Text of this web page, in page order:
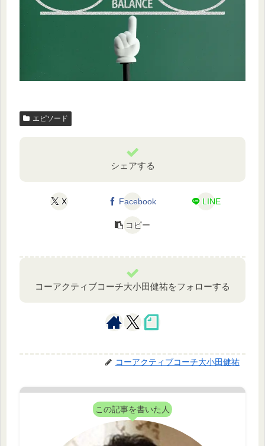
エピソード
シェアする
X Facebook LINE
コピー
コーアクティブコーチ大小田健祐をフォローする
コーアクティブコーチ大小田健祐
この記事を書いた人